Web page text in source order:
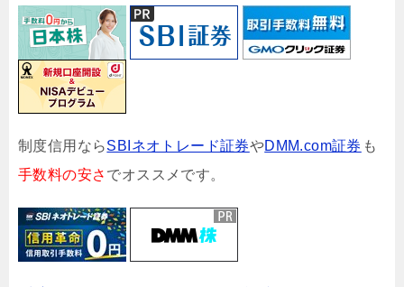
制度信用ならSBIネオトレード証券やDMM.com証券 も
手数料の安さ でオススメです。